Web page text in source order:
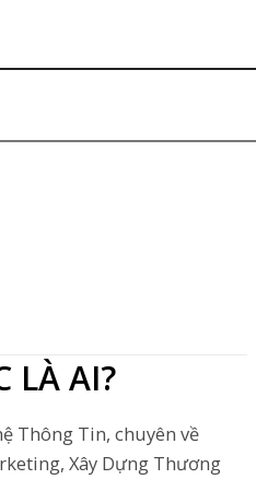
LÀ AI?
Thông Tin, chuyên về
Xây Dựng Thương